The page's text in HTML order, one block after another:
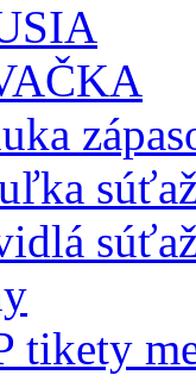
tikety